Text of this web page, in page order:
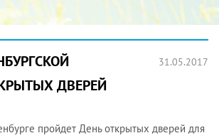
ДВЕРЕЙ
31.05.2017
пройдет День открытых дверей для